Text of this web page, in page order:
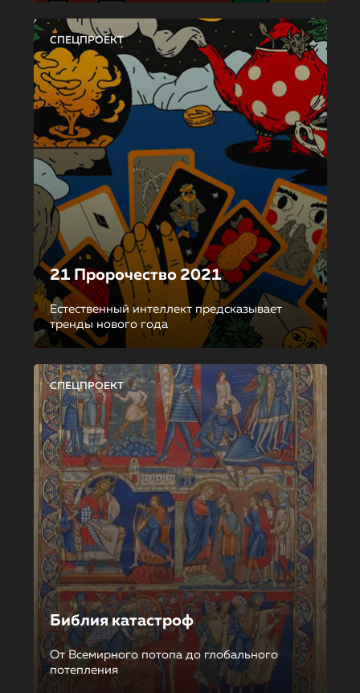
СПЕЦПРОЕКТ
21 Пророчество 2021
Естественный интеллект предсказывает
тренды нового года
СПЕЦПРОЕКТ
Библия катастроф
От Всемирного потопа до глобального
потепления